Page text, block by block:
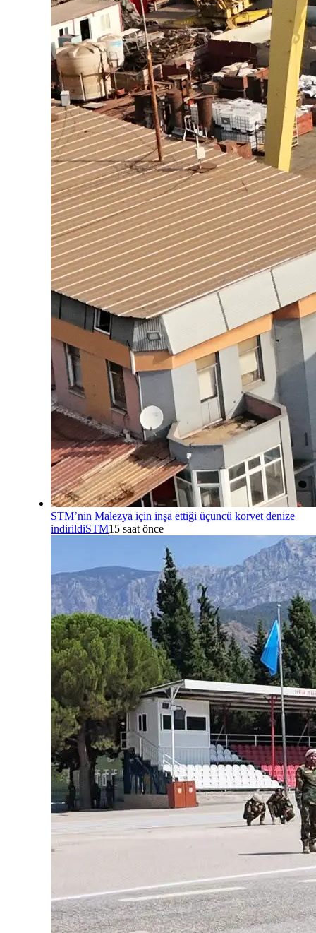
STM’nin Malezya için inşa ettiği üçüncü korvet denize
indirildiSTM15 saat önce